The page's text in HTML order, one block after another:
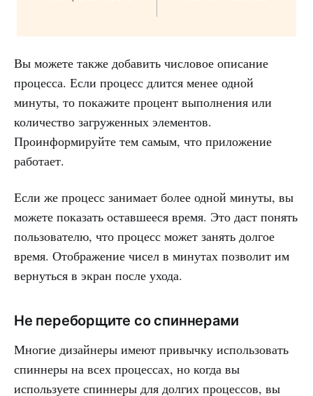
Вы можете также добавить числовое описание
процесса. Если процесс длится менее одной
минуты, то покажите процент выполнения или
количество загруженных элементов.
Проинформируйте тем самым, что приложение
работает.
Если же процесс занимает более одной минуты, вы
можете показать оставшееся время. Это даст понять
пользователю, что процесс может занять долгое
время. Отображение чисел в минутах позволит им
вернуться в экран после ухода.
Не переборщите со спиннерами
Многие дизайнеры имеют привычку использовать
спиннеры на всех процессах, но когда вы
используете спиннеры для долгих процессов, вы